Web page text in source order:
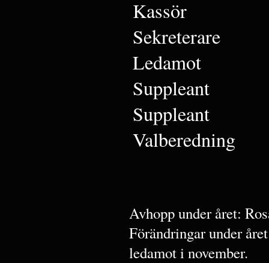
Kassör
Sekreterare
Ledamot
Suppleant
Suppleant
Valberedning
Avhopp under året:
Förändringar under
ledamot i november.